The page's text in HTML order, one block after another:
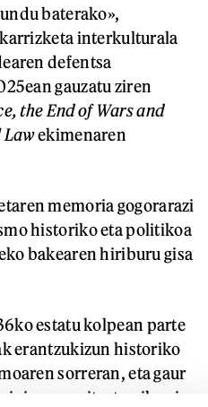
baterako»,
interkulturala
defentsa
gauzatu ziren
the End of Wars and
Lawekimenaren
memoria gogorarazi
historiko eta politikoa
bakearen hiriburu gisa
estatu kolpean parte
erantzukizun historiko
sorreran, eta gaur
inongo aitortzarik egin.